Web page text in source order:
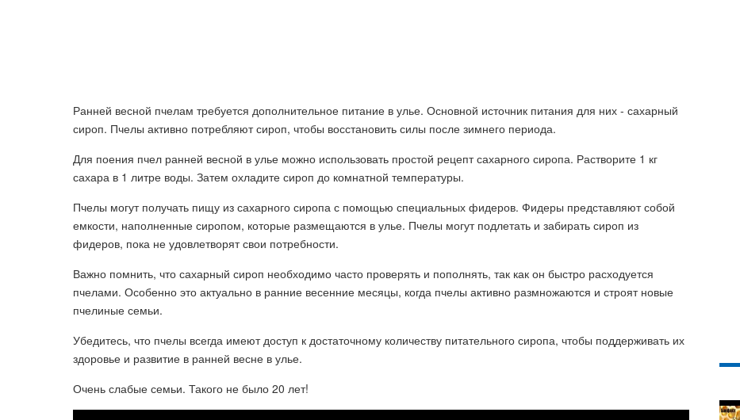
Ранней весной пчелам требуется дополнительное питание в улье. Основной источник питания для них - сахарный
сироп. Пчелы активно потребляют сироп, чтобы восстановить силы после зимнего периода.
Для поения пчел ранней весной в улье можно использовать простой рецепт сахарного сиропа. Растворите 1 кг
сахара в 1 литре воды. Затем охладите сироп до комнатной температуры.
Пчелы могут получать пищу из сахарного сиропа с помощью специальных фидеров. Фидеры представляют собой
емкости, наполненные сиропом, которые размещаются в улье. Пчелы могут подлетать и забирать сироп из
фидеров, пока не удовлетворят свои потребности.
Важно помнить, что сахарный сироп необходимо часто проверять и пополнять, так как он быстро расходуется
пчелами. Особенно это актуально в ранние весенние месяцы, когда пчелы активно размножаются и строят новые
пчелиные семьи.
Убедитесь, что пчелы всегда имеют доступ к достаточному количеству питательного сиропа, чтобы поддерживать их
здоровье и развитие в ранней весне в улье.
Очень слабые семьи. Такого не было 20 лет!